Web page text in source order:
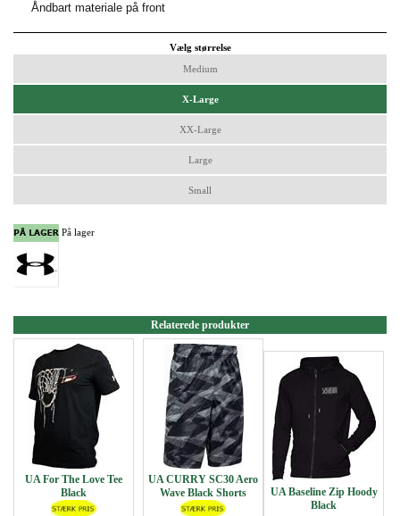
Åndbart materiale på front
Vælg størrelse
Medium
X-Large
XX-Large
Large
Small
På lager
Relaterede produkter
UA For The Love Tee
Black
UA CURRY SC30 Aero
Wave Black Shorts
UA Baseline Zip Hoody
Black